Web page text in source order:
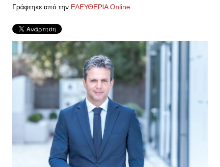
Γράφτηκε από την ΕΛΕΥΘΕΡΙΑ Online